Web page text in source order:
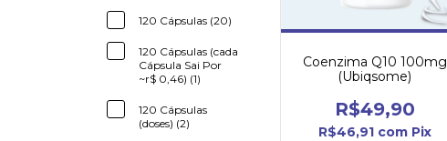
120 Cápsulas (20)
120 Cápsulas (cada
Cápsula Sai Por
~r$ 0,46) (1)
120 Cápsulas
(doses) (2)
Coenzima Q10 100mg
(Ubiqsome)
R$49,90
R$46,91 com Pix